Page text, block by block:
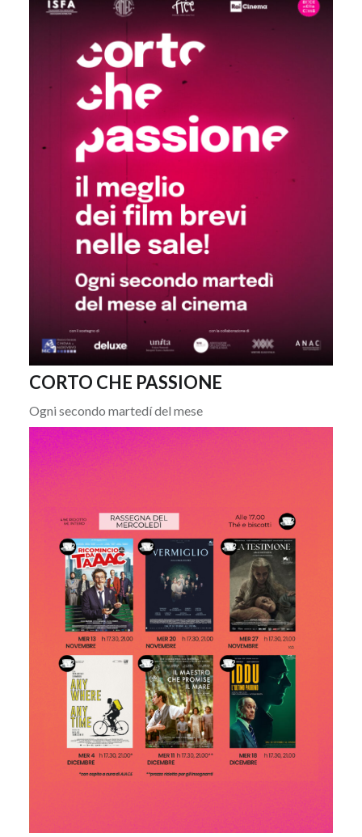
CORTO CHE PASSIONE
Ogni secondo martedí del mese